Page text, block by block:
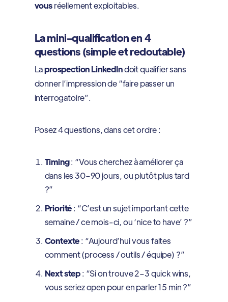
vousréellement exploitables.
La mini-qualification en 4
questions (simple et redoutable)
Laprospection LinkedIndoit qualifier sans
donner l’impression de “faire passer un
interrogatoire”.
Posez 4 questions, dans cet ordre :
Timing: “Vous cherchez à améliorer ça
dans les 30–90 jours, ou plutôt plus tard
?”
Priorité: “C’est un sujet important cette
semaine / ce mois-ci, ou ‘nice to have’ ?”
Contexte: “Aujourd’hui vous faites
comment (process / outils / équipe) ?”
Next step: “Si on trouve 2–3 quick wins,
vous seriez open pour en parler 15 min ?”